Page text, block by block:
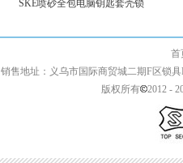
SKE喷砂全包电脑钥匙套壳锁
首页 | 关于我们
销售地址：义乌市国际商贸城二期F区锁具
版权所有
2012 -